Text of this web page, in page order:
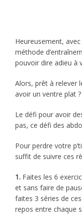
Heureusement,
méthode
pouvoir dire adieu à
Alors, prêt à relever
avoir un ventre plat ?
Le défi pour avoir
pas, ce défi des
Pour perdre votre
suffit de suivre ces
1. Faites les 6
et sans faire de
faites 3 séries de
repos entre chaque